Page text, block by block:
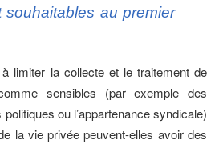
souhaitables au premier
limiter la collecte et le traitement de
sensibles (par exemple des
ou l’appartenance syndicale)
la vie privée peuvent-elles avoir des